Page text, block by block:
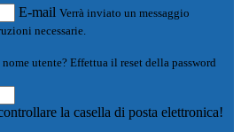
E-mail Verrà inviato un messaggio
necessarie.
utente? Effettua il reset della password
la casella di posta elettronica!